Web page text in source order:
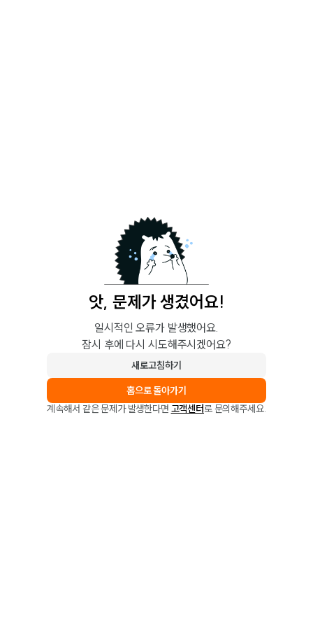
앗, 문제가 생겼어요!
일시적인 오류가 발생했어요.
잠시 후에 다시 시도해주시겠어요?
새로고침하기
홈으로 돌아가기
계속해서 같은 문제가 발생한다면 고객센터로 문의해주세요.